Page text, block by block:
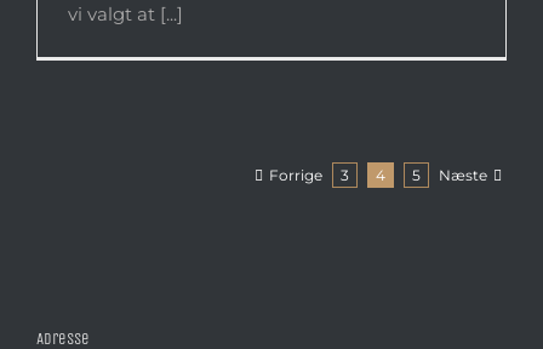
vi valgt at [...]
Forrige 3 4 5 Næste
Adresse